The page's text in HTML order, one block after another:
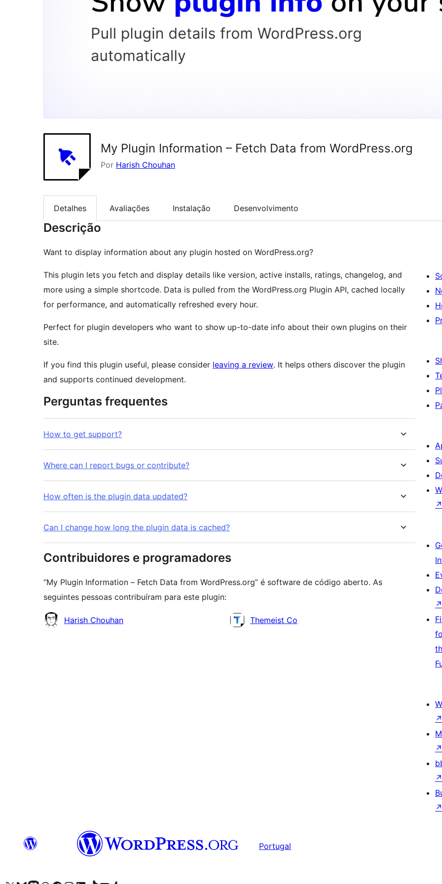
My Plugin Information – Fetch Data from WordPress.org
Por Harish Chouhan
Detalhes Avaliações Instalação Desenvolvimento
Descrição
Want to display information about any plugin hosted on WordPress.org?
This plugin lets you fetch and display details like version, active installs, ratings, changelog, and
more using a simple shortcode. Data is pulled from the WordPress.org Plugin API, cached locally
for performance, and automatically refreshed every hour.
Perfect for plugin developers who want to show up-to-date info about their own plugins on their
site.
If you find this plugin useful, please consider leaving a review. It helps others discover the plugin
and supports continued development.
Perguntas frequentes
How to get support?
Where can I report bugs or contribute?
How often is the plugin data updated?
Can I change how long the plugin data is cached?
Contribuidores e programadores
“My Plugin Information – Fetch Data from WordPress.org” é software de código aberto. As
seguintes pessoas contribuíram para este plugin:
Contribuidores
Harish Chouhan Themeist Co
↗
↗
↗
↗
↗
↗
Portugal